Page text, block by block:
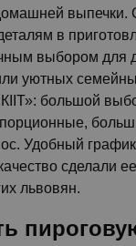
выпечки.
в
выбором для
уютных
большой
Удобный
сделали
львовян.